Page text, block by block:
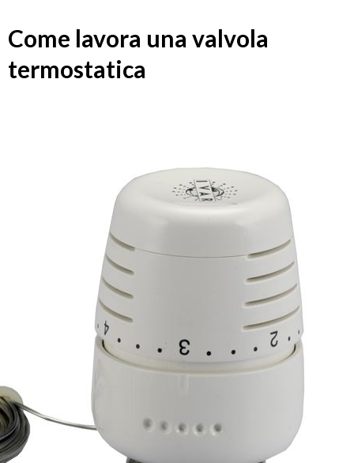
Come lavora una valvola
termostatica